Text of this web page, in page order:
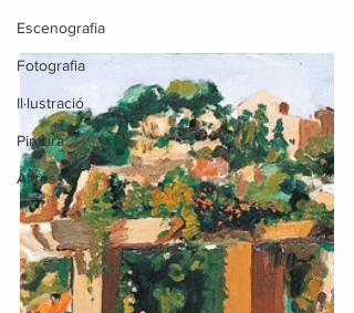
Escenografia
Fotografia
Il·lustració
Pintura
Altres